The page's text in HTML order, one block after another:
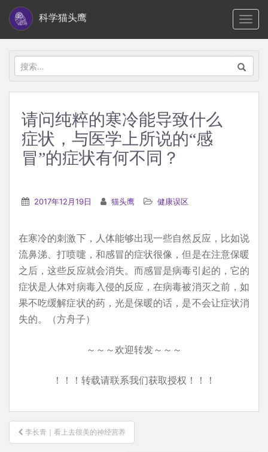
i
科学猫头鹰
搜
索：
请问纯粹的寒冷能导致什么
症状，与医学上所说的“感
冒”的症状有何不同？
2017年12月19日 猫头鹰 健康误区
在寒冷的刺激下，人体能够出现一些自然反应，比如说
流鼻涕、打喷嚏，和感冒的症状很像，但是在注意保暖
之后，这些反应就会消失。而感冒是病毒引起的，它的
症状是人体对病毒入侵的反应，在病毒被消灭之前，如
果不吃缓解症状的药，光是保暖的话，是不会让症状消
失的。（方舟子）
～～～欢迎转发～～～
！！！转载请联系我们获取授权！！！
文
章
李长青｜看上去很美的神经营养